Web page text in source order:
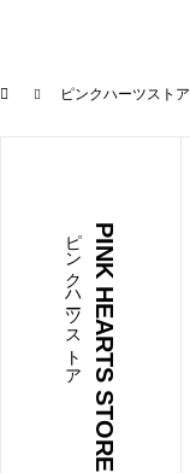
ピンクハーツストア
PINK HEARTS STORE
ピンクハーツストア